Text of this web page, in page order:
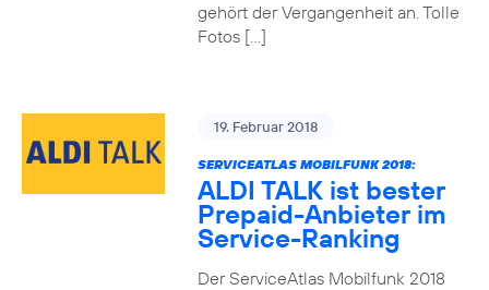
gehört der Vergangenheit an. Tolle
Fotos […]
19. Februar 2018
SERVICEATLAS MOBILFUNK 2018:
ALDI TALK ist bester
Prepaid-Anbieter im
Service-Ranking
Der ServiceAtlas Mobilfunk 2018